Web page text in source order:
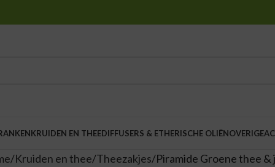
KRUIDEN EN THEEDIFFUSERS & ETHERISCHE OLIËNOVERIGE
Kruiden en thee Theezakjes Piramide Groene thee &